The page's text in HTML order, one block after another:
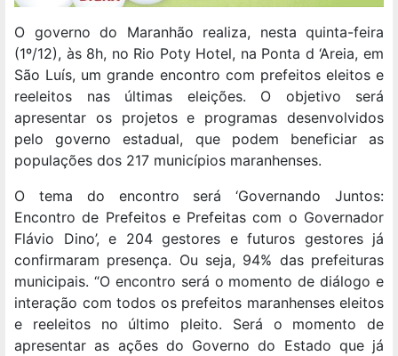
O governo do Maranhão realiza, nesta quinta-feira
(1º/12), às 8h, no Rio Poty Hotel, na Ponta d ‘Areia, em
São Luís, um grande encontro com prefeitos eleitos e
reeleitos nas últimas eleições. O objetivo será
apresentar os projetos e programas desenvolvidos
pelo governo estadual, que podem beneficiar as
populações dos 217 municípios maranhenses.
O tema do encontro será ‘Governando Juntos:
Encontro de Prefeitos e Prefeitas com o Governador
Flávio Dino’, e 204 gestores e futuros gestores já
confirmaram presença. Ou seja, 94% das prefeituras
municipais. “O encontro será o momento de diálogo e
interação com todos os prefeitos maranhenses eleitos
e reeleitos no último pleito. Será o momento de
apresentar as ações do Governo do Estado que já